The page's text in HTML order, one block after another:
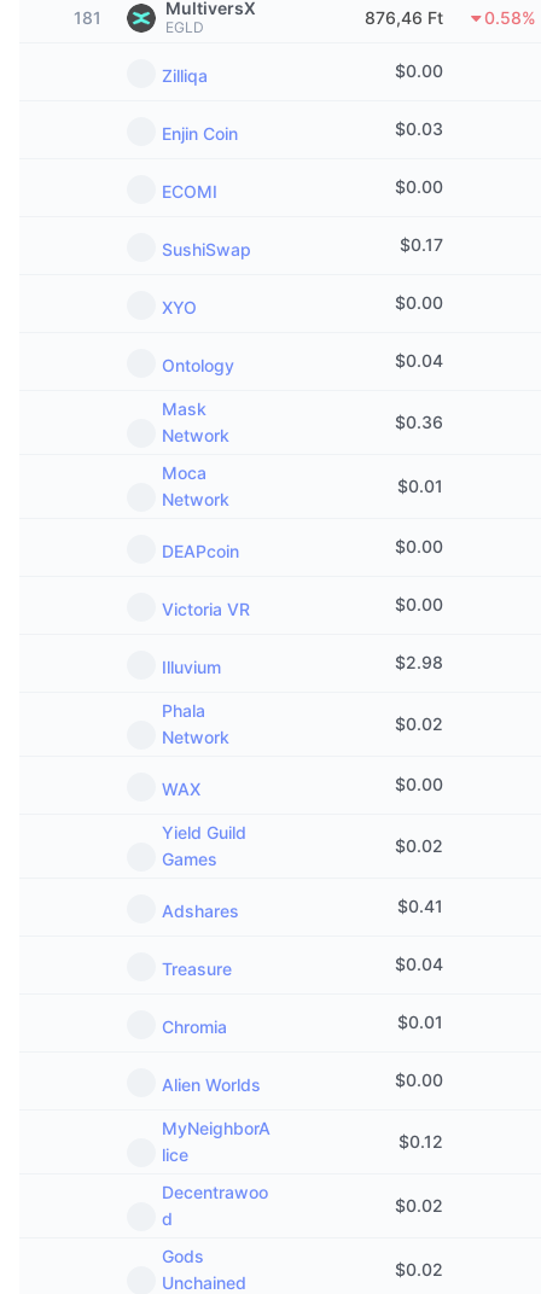
Felkapott
Technológia
Összefoglaló NFT statisztikák
Közeledő értékesítések
Kripto ETF-ek
Bitcoin ETF-ek
Ethereum ETF-ek
Származékos termékek
Áttekintés
Airdropok
ICO Naptár
181 MultiversX
EGLD 876,46 Ft 0.58%
Zilliqa $0.00
Enjin Coin $0.03
ECOMI $0.00
SushiSwap $0.17
XYO $0.00
Ontology $0.04
Mask
Network
$0.36
Moca
Network
$0.01
DEAPcoin $0.00
Victoria VR $0.00
Illuvium $2.98
Phala
Network
$0.02
WAX $0.00
Yield Guild
Games
$0.02
Adshares $0.41
Treasure $0.04
Chromia $0.01
Alien Worlds $0.00
MyNeighborA
lice
$0.12
Decentrawoo
d
$0.02
Gods
Unchained
$0.02